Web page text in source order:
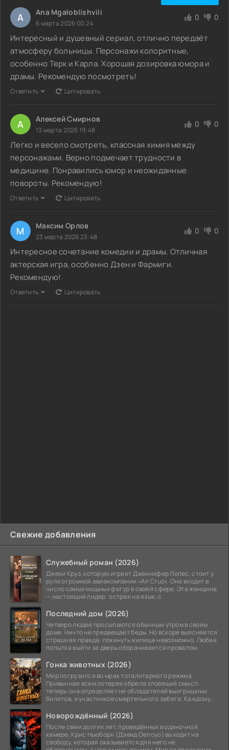
Свежие добавления
Служебный роман (2026)
Джеки Круз, которую играет Дженнифер Лопес, стоит у
руля огромной авиакомпании «Air Cruz». Она входит в
число самых мощных фигур в своей сфере. Эта женщина
— настоящий лидер: острая на язык, с
Последний дом (2026)
Четверо людей просыпаются обычным утром в своем
доме. Ничто не предвещает беды. Но вскоре выясняется
страшная правда: покинуть жилище невозможно. Любая
попытка выйти за дверь оборачивается провалом.
Гонка животных (2026)
Мир погрузился во мрак тоталитарного режима.
Привычная всем лотерея обрела зловещий смысл:
теперь она определяет не обладателей выигрышных
билетов, а участников смертельного забега. Каждому
Новорождённый (2026)
После семи долгих лет, проведённых в одиночной
камере, Крис Ньюборн (Дэвид Оелоуо) выходит на
свободу, которая оказывается для него не
A Ana Mgaloblishvili
6 марта 2026 00:24
0 0
Интересный и душевный сериал, отлично передаёт
атмосферу больницы. Персонажи колоритные,
особенно Терк и Карла. Хорошая дозировка юмора и
драмы. Рекомендую посмотреть!
Ответить Цитировать
А Алексей Смирнов
13 марта 2026 19:48
0 0
Легко и весело смотреть, классная химия между
персонажами. Верно подмечает трудности в
медицине. Понравились юмор и неожиданные
повороты. Рекомендую!
Ответить Цитировать
М Максим Орлов
23 марта 2026 23:48
0 0
Интересное сочетание комедии и драмы. Отличная
актерская игра, особенно Дзен и Фармиги.
Рекомендую!
Ответить Цитировать